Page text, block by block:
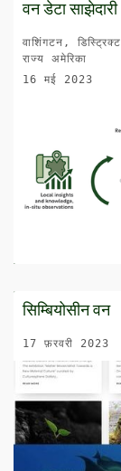
वन डेटा साझेदारी
वाशिंगटन,
राज्य अमेरिका
16 मई 2023
सिम्बियोसीन वन
17 फ़रवरी 2023